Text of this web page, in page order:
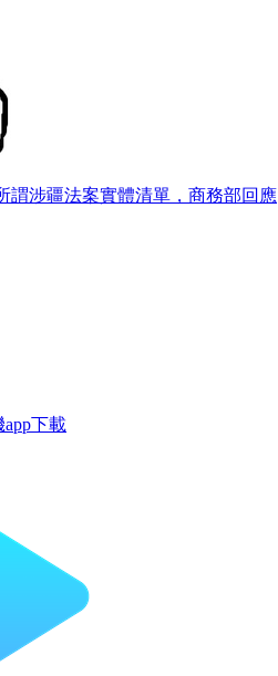
謂涉疆法案實體清單，商務部回應
下載